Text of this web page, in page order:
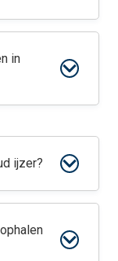
in
ijzer?